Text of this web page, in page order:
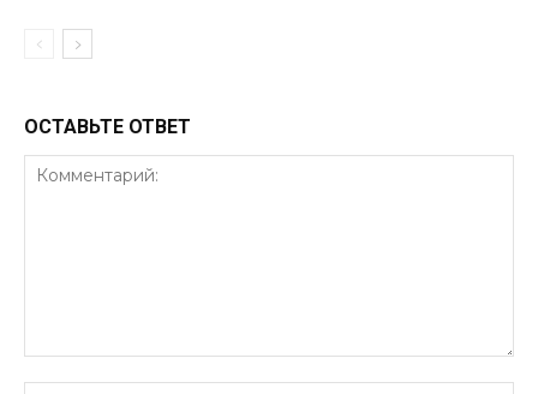
ОСТАВЬТЕ ОТВЕТ